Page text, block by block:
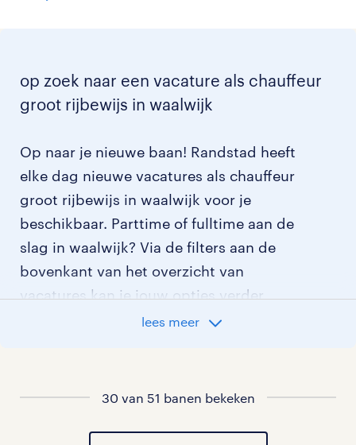
op zoek naar een vacature als chauffeur
groot rijbewijs in waalwijk
Op naar je nieuwe baan! Randstad heeft
elke dag nieuwe vacatures als chauffeur
groot rijbewijs in waalwijk voor je
beschikbaar. Parttime of fulltime aan de
slag in waalwijk? Via de filters aan de
bovenkant van het overzicht van
vacatures kan je jouw opties verder
al onze chauffeur groot rijbewijs
lees meer
30 van 51 banen bekeken